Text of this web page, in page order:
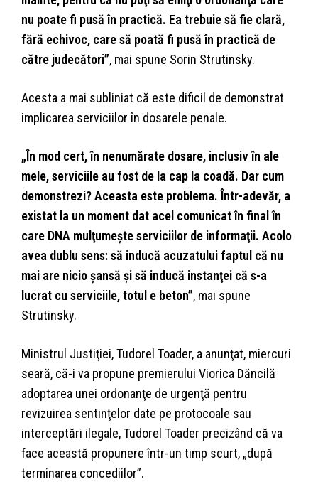
nu poate fi pusă în practică. Ea trebuie să fie clară,
fără echivoc, care să poată fi pusă în practică de
către judecători”, mai spune Sorin Strutinsky.
Acesta a mai subliniat că este dificil de demonstrat
implicarea serviciilor în dosarele penale.
„În mod cert, în nenumărate dosare, inclusiv în ale
mele, serviciile au fost de la cap la coadă. Dar cum
demonstrezi? Aceasta este problema. Într-adevăr, a
existat la un moment dat acel comunicat în final în
care DNA mulţumeşte serviciilor de informaţii. Acolo
avea dublu sens: să inducă acuzatului faptul că nu
mai are nicio şansă şi să inducă instanţei că s-a
lucrat cu serviciile, totul e beton”, mai spune
Strutinsky.
Ministrul Justiţiei, Tudorel Toader, a anunţat, miercuri
seară, că-i va propune premierului Viorica Dăncilă
adoptarea unei ordonanţe de urgenţă pentru
revizuirea sentinţelor date pe protocoale sau
interceptări ilegale, Tudorel Toader precizând că va
face această propunere într-un timp scurt, „după
terminarea concediilor”.